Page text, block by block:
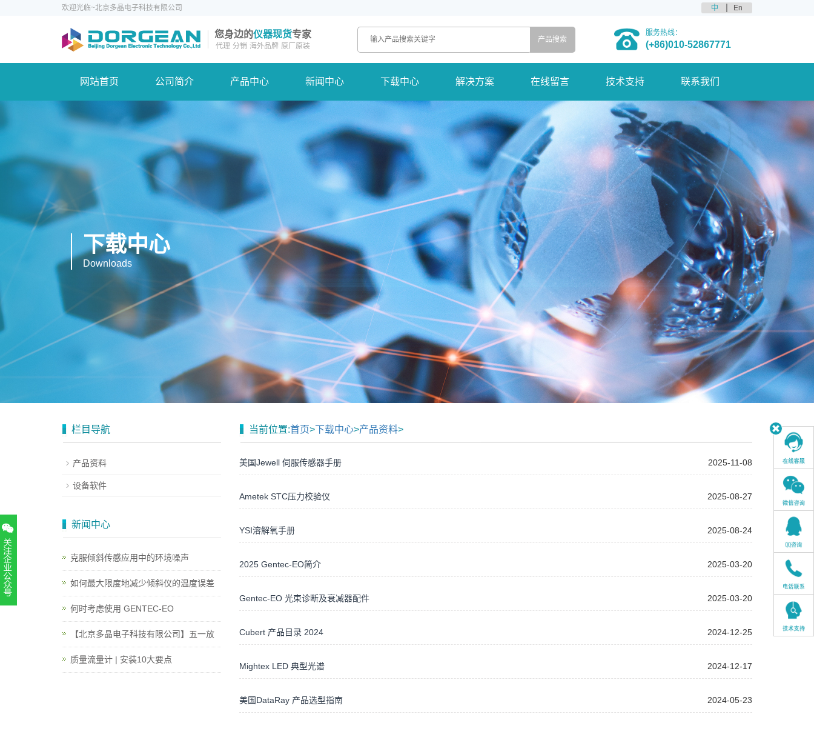
欢迎光临~北京多晶电子科技有限公司 中 En
您身边的仪器现货专家
代理 分销 海外品牌 原厂原装
服务热线：
(+86)010-52867771
网站首页 公司简介 产品中心 新闻中心 下载中心 解决方案 在线留言 技术支持 联系我们
下载中心
Downloads
当前位置:首页>下载中心>产品资料>
美国Jewell 伺服传感器手册 2025-11-08
Ametek STC压力校验仪 2025-08-27
YSI溶解氧手册 2025-08-24
2025 Gentec-EO简介 2025-03-20
Gentec-EO 光束诊断及衰减器配件 2025-03-20
Cubert 产品目录 2024 2024-12-25
Mightex LED 典型光谱 2024-12-17
美国DataRay 产品选型指南 2024-05-23
栏目导航
产品资料
设备软件
新闻中心
克服倾斜传感应用中的环境噪声
如何最大限度地减少倾斜仪的温度误差
何时考虑使用 GENTEC-EO
【北京多晶电子科技有限公司】五一放
质量流量计 | 安装10大要点
扫一扫，关注官方账号
010-52867771